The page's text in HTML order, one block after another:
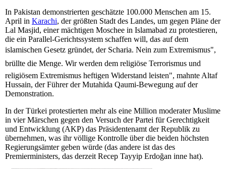
In Pakistan demonstrierten geschätzte 100.000 Menschen am 15.
April in Karachi, der größten Stadt des Landes, um gegen Pläne der
Lal Masjid, einer mächtigen Moschee in Islamabad zu protestieren,
die ein Parallel-Gerichtssystem schaffen will, das auf dem
islamischen Gesetz gründet, der Scharia. Nein zum Extremismus",
brüllte die Menge. Wir werden dem religiöse Terrorismus und
religiösem Extremismus heftigen Widerstand leisten", mahnte Altaf
Hussain, der Führer der Mutahida Qaumi-Bewegung auf der
Demonstration.
In der Türkei protestierten mehr als eine Million moderater Muslime
in vier Märschen gegen den Versuch der Partei für Gerechtigkeit
und Entwicklung (AKP) das Präsidentenamt der Republik zu
übernehmen, was ihr völlige Kontrolle über die beiden höchsten
Regierungsämter geben würde (das andere ist das des
Premierministers, das derzeit Recep Tayyip Erdoğan inne hat).